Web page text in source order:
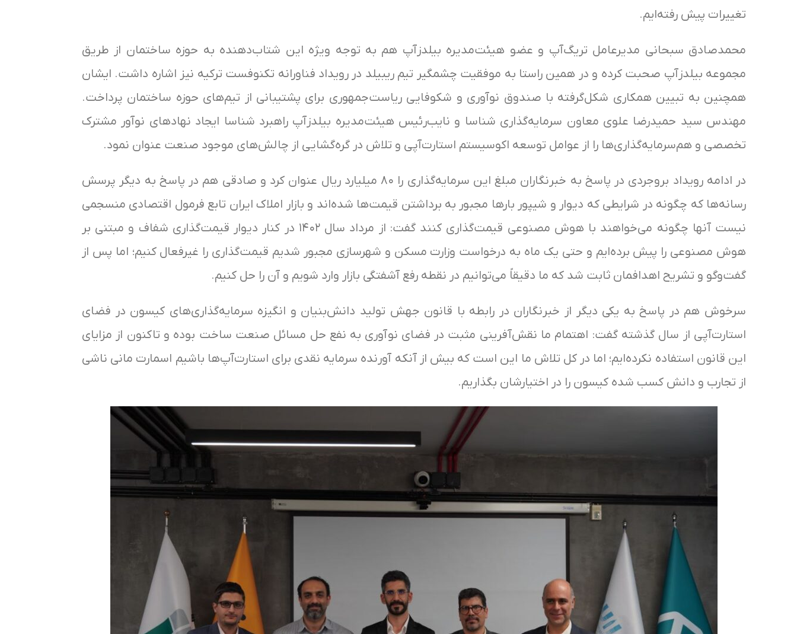
تغییرات پیش رفته‌ایم.
محمدصادق سبحانی مدیرعامل تریگ‌آپ و عضو هیئت‌مدیره بیلدزآپ هم به توجه ویژه این شتاب‌دهنده به حوزه ساختمان از طریق
مجموعه بیلدزآپ صحبت کرده و در همین راستا به موفقیت چشمگیر تیم ریبیلد در رویداد فناورانه تکنوفست ترکیه نیز اشاره داشت. ایشان
همچنین به تبیین همکاری شکل‌گرفته با صندوق نوآوری و شکوفایی ریاست‌جمهوری برای پشتیبانی از تیم‌های حوزه ساختمان پرداخت.
مهندس سید حمیدرضا علوی معاون سرمایه‌گذاری شناسا و نایب‌رئیس هیئت‌مدیره بیلدزآپ راهبرد شناسا ایجاد نهادهای نوآور مشترک
تخصصی و هم‌سرمایه‌گذاری‌ها را از عوامل توسعه اکوسیستم استارت‌آپی و تلاش در گره‌گشایی از چالش‌های موجود صنعت عنوان نمود.
در ادامه رویداد بروجردی در پاسخ به خبرنگاران مبلغ این سرمایه‌گذاری را ۸۰ میلیارد ریال عنوان کرد و صادقی هم در پاسخ به دیگر پرسش
رسانه‌ها که چگونه در شرایطی که دیوار و شیپور بارها مجبور به برداشتن قیمت‌ها شده‌اند و بازار املاک ایران تابع فرمول اقتصادی منسجمی
نیست آنها چگونه می‌خواهند با هوش مصنوعی قیمت‌گذاری کنند گفت: از مرداد سال ۱۴۰۲ در کنار دیوار قیمت‌گذاری شفاف و مبتنی بر
هوش مصنوعی را پیش برده‌ایم و حتی یک ماه به درخواست وزارت مسکن و شهرسازی مجبور شدیم قیمت‌گذاری را غیرفعال کنیم؛ اما پس از
گفت‌وگو و تشریح اهدافمان ثابت شد که ما دقیقاً می‌توانیم در نقطه رفع آشفتگی بازار وارد شویم و آن را حل کنیم.
سرخوش هم در پاسخ به یکی دیگر از خبرنگاران در رابطه با قانون جهش تولید دانش‌بنیان و انگیزه سرمایه‌گذاری‌های کیسون در فضای
استارت‌آپی از سال گذشته گفت: اهتمام ما نقش‌آفرینی مثبت در فضای نوآوری به نفع حل مسائل صنعت ساخت بوده و تاکنون از مزایای
این قانون استفاده نکرده‌ایم؛ اما در کل تلاش ما این است که بیش از آنکه آورنده سرمایه نقدی برای استارت‌آپ‌ها باشیم اسمارت مانی ناشی
از تجارب و دانش کسب شده کیسون را در اختیارشان بگذاریم.